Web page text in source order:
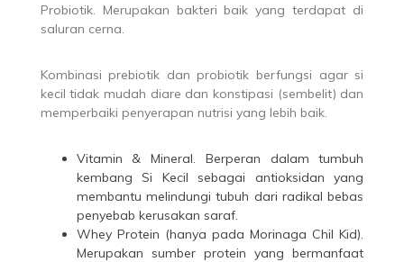
Probiotik. Merupakan bakteri baik yang terdapat di
saluran cerna.
Kombinasi prebiotik dan probiotik berfungsi agar si
kecil tidak mudah diare dan konstipasi (sembelit) dan
memperbaiki penyerapan nutrisi yang lebih baik.
Vitamin & Mineral. Berperan dalam tumbuh
kembang Si Kecil sebagai antioksidan yang
membantu melindungi tubuh dari radikal bebas
penyebab kerusakan saraf.
Whey Protein (hanya pada Morinaga Chil Kid).
Merupakan sumber protein yang bermanfaat